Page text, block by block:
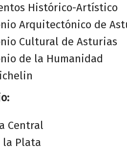
Histórico-Artístico
Arquitectónico de
Cultural de Asturias
de la Humanidad
Central
la Plata